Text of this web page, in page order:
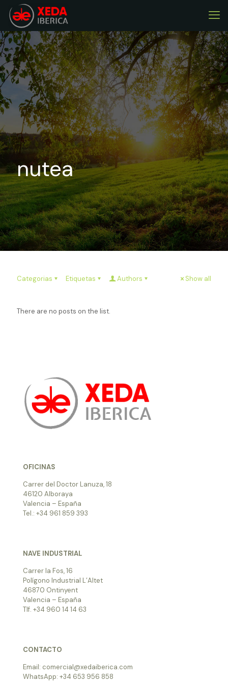
nutea
Categorias Etiquetas Authors Show all
There are no posts on the list.
OFICINAS
Carrer del Doctor Lanuza, 18
46120 Alboraya
Valencia – España
Tel.: +34 961 859 393
NAVE INDUSTRIAL
Carrer la Fos, 16
Polígono Industrial L’Altet
46870 Ontinyent
Valencia – España
Tlf. +34 960 14 14 63
CONTACTO
Email: comercial@xedaiberica.com
WhatsApp: +34 653 956 858